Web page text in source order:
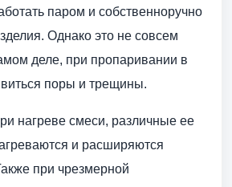
паром и собственноручно
Однако это не совсем
деле, при пропаривании в
поры и трещины.
нагреве смеси, различные ее
и расширяются
при чрезмерной